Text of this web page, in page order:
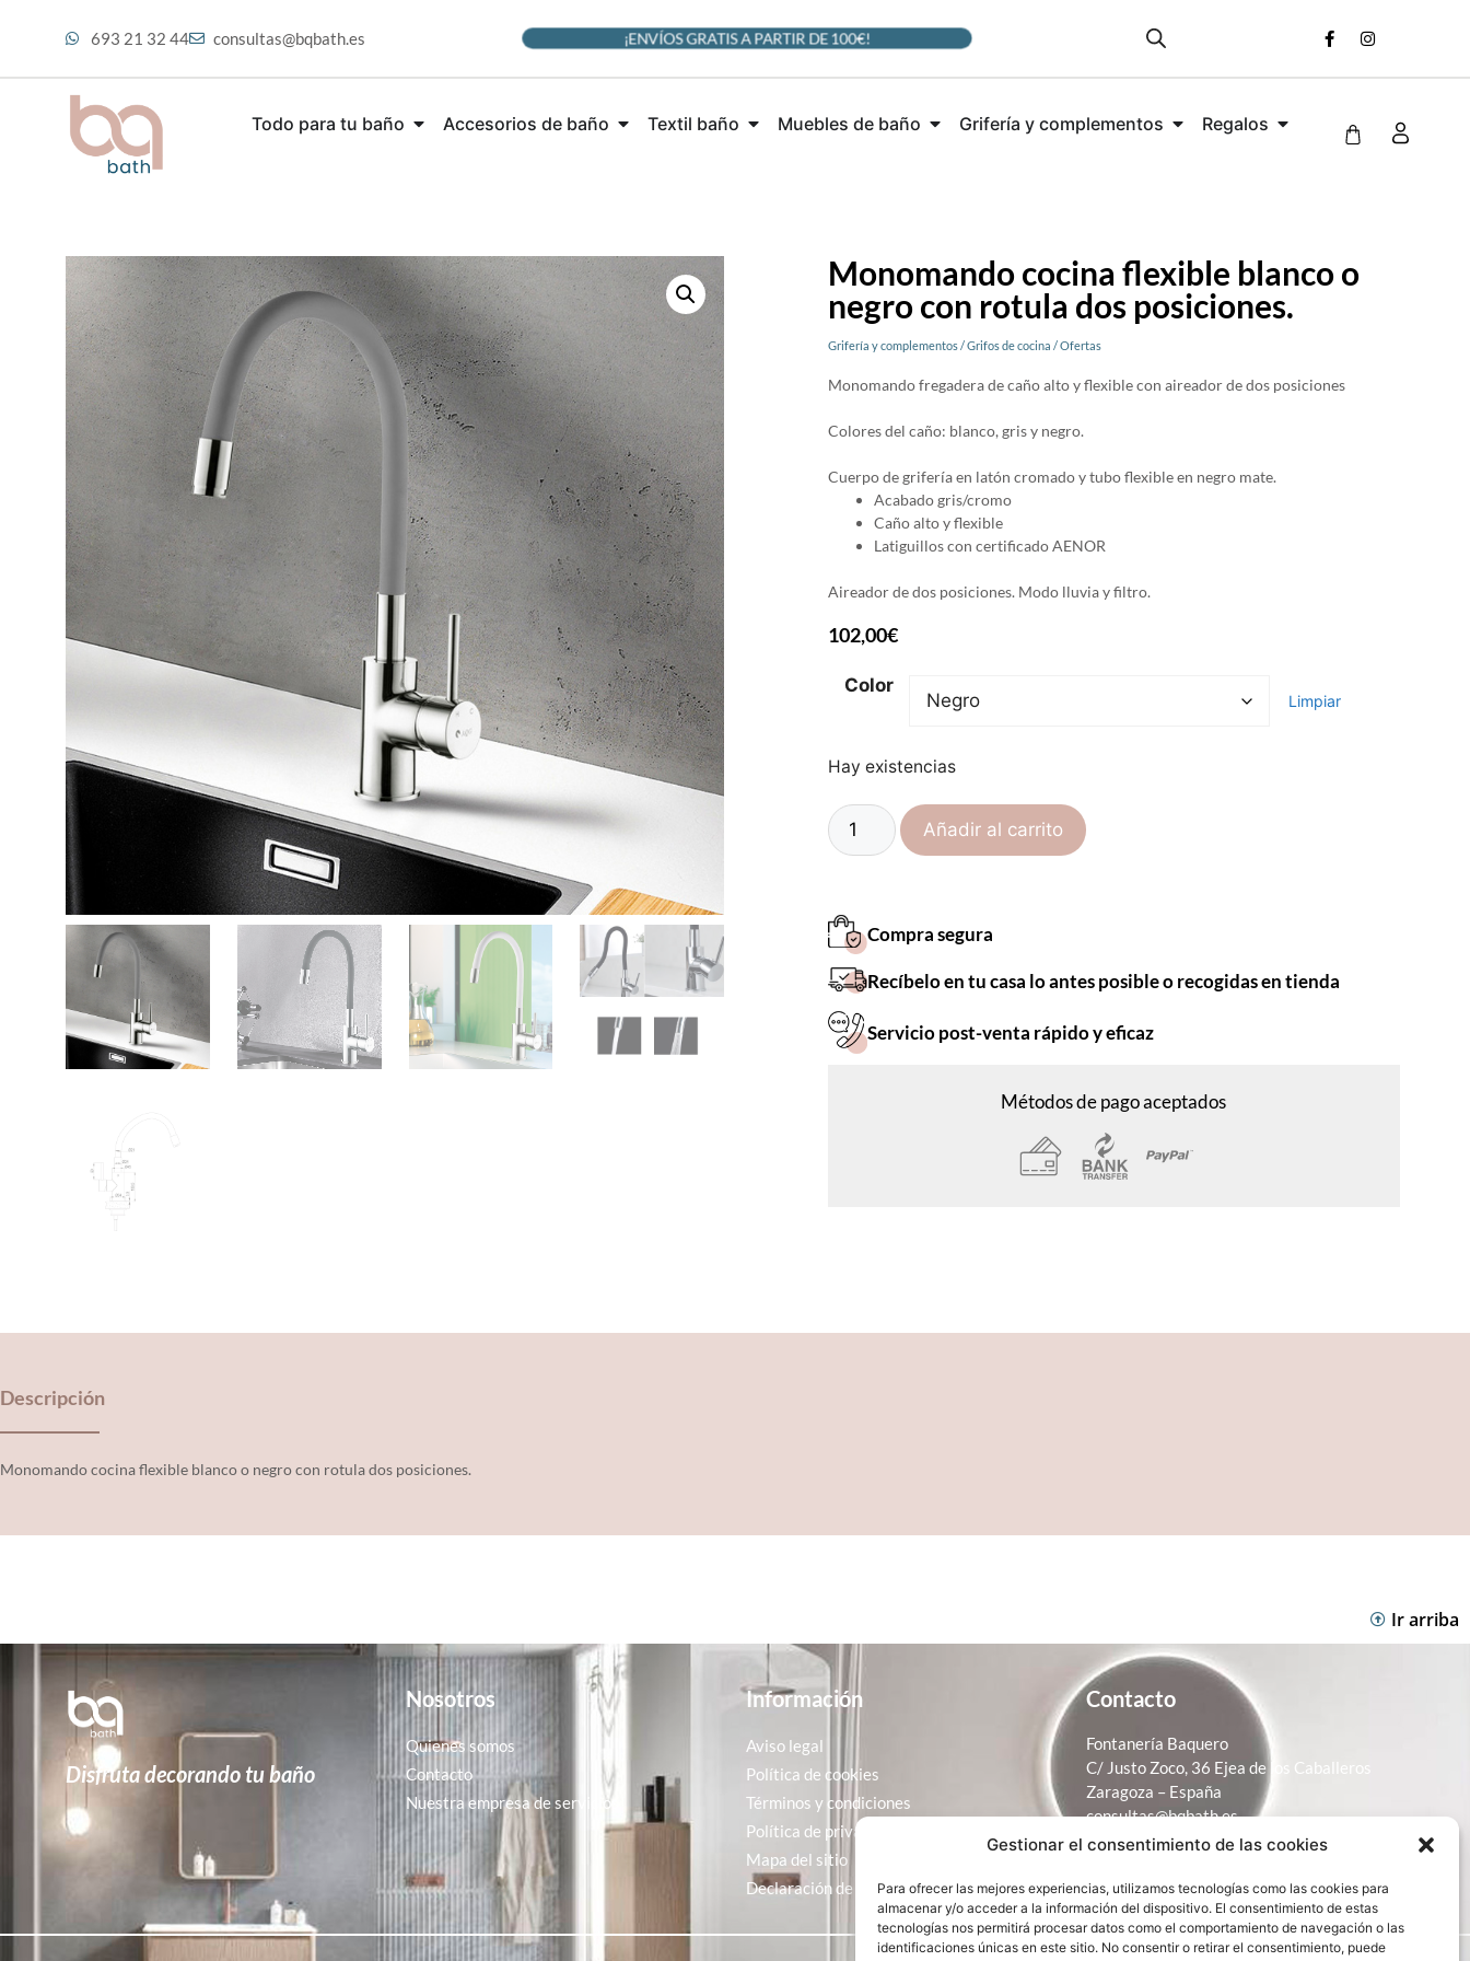
Gestionar el consentimiento de las cookies
Para ofrecer las mejores experiencias, utilizamos tecnologías como las cookies para
almacenar y/o acceder a la información del dispositivo. El consentimiento de estas
tecnologías nos permitirá procesar datos como el comportamiento de navegación o las
identificaciones únicas en este sitio. No consentir o retirar el consentimiento, puede
693 21 32 44 consultas@bqbath.es ¡ENVÍOS GRATIS A PARTIR DE 100€!
Todo para tu baño Accesorios de baño Textil baño Muebles de baño Grifería y complementos Regalos
Monomando cocina flexible blanco o
negro con rotula dos posiciones.
Grifería y complementos/Grifos de cocina /Ofertas
Monomando fregadera de caño alto y flexible con aireador de dos posiciones
Colores del caño: blanco, gris y negro.
Cuerpo de grifería en latón cromado y tubo flexible en negro mate.
Acabado gris/cromo
Caño alto y flexible
Latiguillos con certificado AENOR
Aireador de dos posiciones. Modo lluvia y filtro.
102,00€
Color
Limpiar
Hay existencias
Añadir al carrito
Compra segura
Recíbelo en tu casa lo antes posible o recogidas en tienda
Servicio post-venta rápido y eficaz
Métodos de pago aceptados
Descripción
Monomando cocina flexible blanco o negro con rotula dos posiciones.
Ir arriba
Disfruta decorando tu baño
Nosotros
Quienes somos
Contacto
Nuestra empresa de servicios
Información
Aviso legal
Política de cookies
Términos y condiciones
Política de privacidad
Mapa del sitio
Declaración de accesibilidad
Contacto
Fontanería Baquero
C/ Justo Zoco, 36 Ejea de los Caballeros
Zaragoza – España
consultas@bqbath.es
693 21 32 44